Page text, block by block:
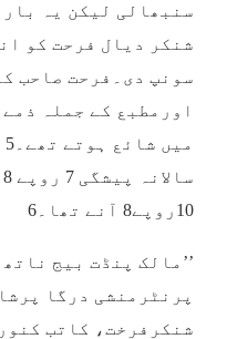
سنبھالی لیکن یہ
شنکر دیال فرحت کو
سونپ دی۔فرحت صاحب
اورمطبع کے جملہ ذمے
10روپے8 آنے تھا۔6
’’مالک پنڈت بیج
پرنٹرمنشی درگا
شنکرفرخت، کاتب